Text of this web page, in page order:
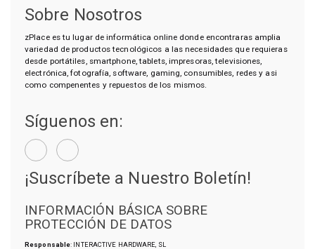
Sobre Nosotros
zPlace es tu lugar de informática online donde encontraras amplia
variedad de productos tecnológicos a las necesidades que requieras
desde portátiles, smartphone, tablets, impresoras, televisiones,
electrónica, fotografía, software, gaming, consumibles, redes y asi
como compenentes y repuestos de los mismos.
Síguenos en:
¡Suscríbete a Nuestro Boletín!
INFORMACIÓN BÁSICA SOBRE
PROTECCIÓN DE DATOS
Responsable: INTERACTIVE HARDWARE, SL